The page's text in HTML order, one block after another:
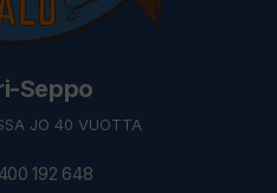
Seppo
JO 40 VUOTTA
192 648